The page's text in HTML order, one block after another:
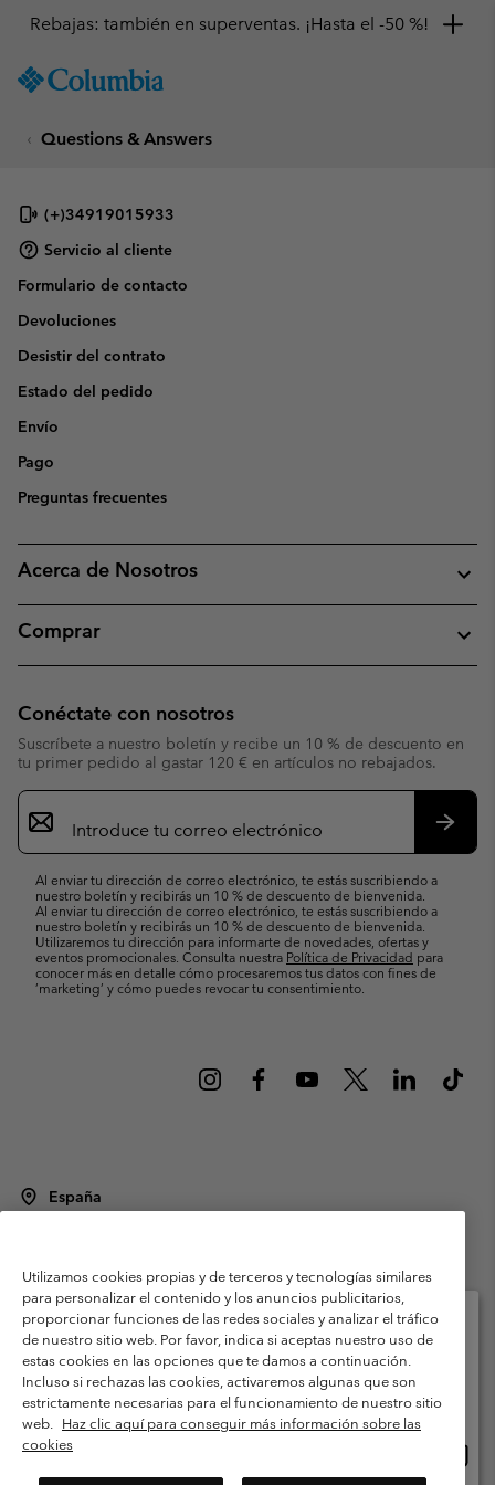
TO
SKIP
NAV
SKIP
SEARCH
Rebajas: también en superventas. ¡Hasta el -50 %!
Questions & Answers
(+)34919015933
Servicio al cliente
Formulario de contacto
Devoluciones
Desistir del contrato
Estado del pedido
Envío
Pago
Preguntas frecuentes
Acerca de Nosotros
Comprar
Conéctate con nosotros
Suscríbete a nuestro boletín y recibe un 10 % de descuento en
tu primer pedido al gastar 120 € en artículos no rebajados.
Suscripción
de
correo
Al enviar tu dirección de correo electrónico, te estás suscribiendo a
nuestro boletín y recibirás un 10 % de descuento de bienvenida.
Al enviar tu dirección de correo electrónico, te estás suscribiendo a
nuestro boletín y recibirás un 10 % de descuento de bienvenida.
Utilizaremos tu dirección para informarte de novedades, ofertas y
eventos promocionales. Consulta nuestra Política de Privacidad para
conocer más en detalle cómo procesaremos tus datos con fines de
’marketing’ y cómo puedes revocar tu consentimiento.
España
Condiciones de uso
Terminos de Venta
Garantía
Política de Privacidad
Términos y condiciones del programa de miembros
Términos De Uso Del Contenido Generado Por Los Usuarios
Impressum
Cookies Public CBCR
Utilizamos cookies propias y de terceros y tecnologías similares
para personalizar el contenido y los anuncios publicitarios,
proporcionar funciones de las redes sociales y analizar el tráfico
de nuestro sitio web. Por favor, indica si aceptas nuestro uso de
estas cookies en las opciones que te damos a continuación.
Incluso si rechazas las cookies, activaremos algunas que son
estrictamente necesarias para el funcionamiento de nuestro sitio
web. Haz clic aquí para conseguir más información sobre las
cookies
Selecciona tu país e idioma envío
Compras en línea disponibles